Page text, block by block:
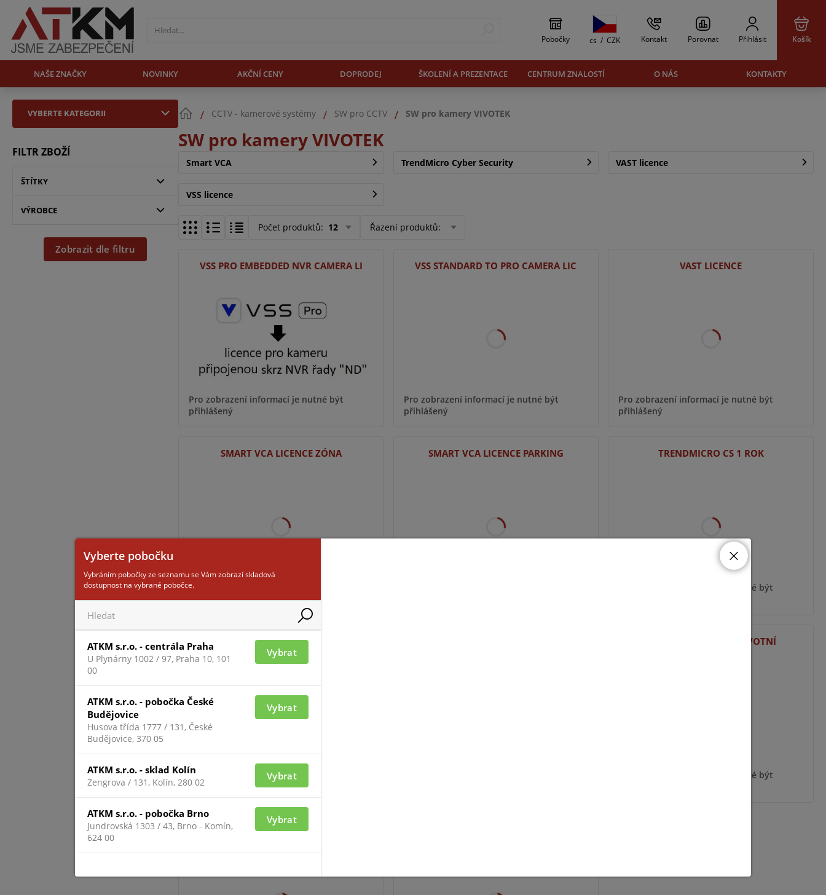
Pobočky cs / CZK Kontakt Porovnat Přihlásit Košík
NAŠE ZNAČKY NOVINKY AKČNÍ CENY DOPRODEJ ŠKOLENÍ A PREZENTACE CENTRUM ZNALOSTÍ O NÁS KONTAKTY
VYBERTE KATEGORII
FILTR ZBOŽÍ
ŠTÍTKY
VÝROBCE
Zobrazit dle filtru
CCTV - kamerové systémy SW pro CCTV SW pro kamery VIVOTEK
SW pro kamery VIVOTEK
Smart VCA TrendMicro Cyber Security VAST licence
VSS licence
Počet produktů: 12 Řazení produktů:
VSS PRO EMBEDDED NVR CAMERA LI
Pro zobrazení informací je nutné být
přihlášený
VSS STANDARD TO PRO CAMERA LIC
Pro zobrazení informací je nutné být
přihlášený
VAST LICENCE
Pro zobrazení informací je nutné být
přihlášený
SMART VCA LICENCE ZÓNA
Pro zobrazení informací je nutné být
přihlášený
SMART VCA LICENCE PARKING TRENDMICRO CS 1 ROK
Pro zobrazení informací je nutné být
TRENDMICRO CS 2 ROKY
Pro zobrazení informací je nutné být
přihlášený
TRENDMICRO CS DOŽIVOTNÍ
Pro zobrazení informací je nutné být
VSS STANDARD CAMERA LICENSE
Vyberte pobočku
Vybráním pobočky ze seznamu se Vám zobrazí skladová
dostupnost na vybrané pobočce.
ATKM s.r.o. - centrála Praha
U Plynárny 1002 / 97, Praha 10, 101
00
Vybrat
ATKM s.r.o. - pobočka České
Budějovice
Husova třída 1777 / 131, České
Budějovice, 370 05
Vybrat
ATKM s.r.o. - sklad Kolín
Zengrova / 131, Kolín, 280 02
Vybrat
ATKM s.r.o. - pobočka Brno
Jundrovská 1303 / 43, Brno - Komín,
624 00
Vybrat